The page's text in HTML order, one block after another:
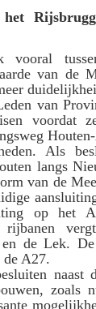
vooral
van de
van
voordat
Als
langs
van de
op het
en de Lek.
A27.
naast
zoals